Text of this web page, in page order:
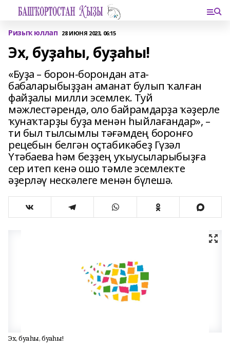
Ризыҡ юллап 28 ИЮНЯ 2023, 06:15
Эх, буҙаһы, буҙаһы!
«Буҙа – борон-борондан ата-
бабаларыбыҙҙан аманат булып ҡалған
файҙалы милли эсемлек. Туй
мәжлестәрендә, оло байрамдарҙа ҡәҙерле
ҡунаҡтарҙы буҙа менән һыйлағандар», –
ти был тылсымлы тәғәмдең боронғо
рецебын белгән оҫтабикәбеҙ Гүзәл
Үтәбаева һәм беҙҙең уҡыусыларыбыҙға
сер итеп кенә ошо тәмле эсемлекте
әҙерләү нескәлеге менән бүлешә.
Эх, буҙаһы, буҙаһы!